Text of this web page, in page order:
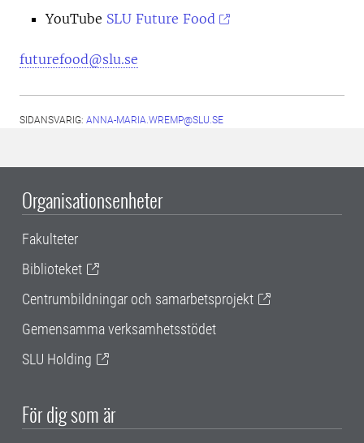
YouTube SLU Future Food
futurefood@slu.se
SIDANSVARIG: ANNA-MARIA.WREMP@SLU.SE
Organisationsenheter
Fakulteter
Biblioteket
Centrumbildningar och samarbetsprojekt
Gemensamma verksamhetsstödet
SLU Holding
För dig som är